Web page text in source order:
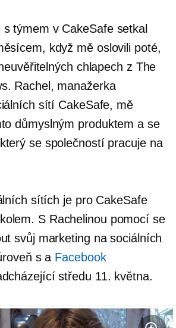
týmem v CakeSafe setkal
když mě oslovili poté,
chlapech z The
Rachel, manažerka
sítí CakeSafe, mě
důmyslným produktem a se
se společností pracuje na
sítích je pro CakeSafe
S Rachelinou pomocí se
svůj marketing na sociálních
s a Facebook
středu 11. května.